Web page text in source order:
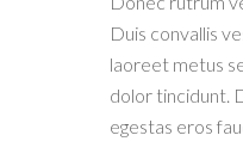
Duis convallis
laoreet metus
dolor tincidunt.
egestas eros